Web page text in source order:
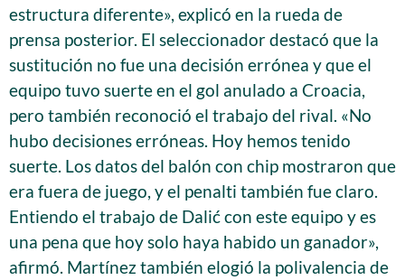
estructura diferente», explicó en la rueda de
prensa posterior. El seleccionador destacó que la
sustitución no fue una decisión errónea y que el
equipo tuvo suerte en el gol anulado a Croacia,
pero también reconoció el trabajo del rival. «No
hubo decisiones erróneas. Hoy hemos tenido
suerte. Los datos del balón con chip mostraron que
era fuera de juego, y el penalti también fue claro.
Entiendo el trabajo de Dalić con este equipo y es
una pena que hoy solo haya habido un ganador»,
afirmó. Martínez también elogió la polivalencia de